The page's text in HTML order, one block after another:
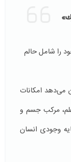
را شامل حالم
می‌دهد امکانات
مرکب جسم و
وجودی انسان